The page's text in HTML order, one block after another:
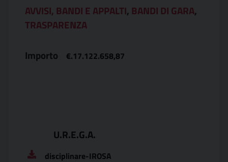
AVVISI, BANDI E APPALTI, BANDI DI GARA,
TRASPARENZA
Importo €.17.122.658,87
U.R.E.G.A.
disciplinare-IROSA